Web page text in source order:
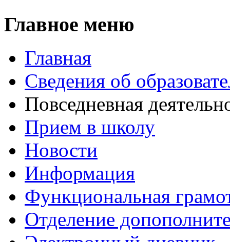
Главное меню
Главная
Сведения об
Повседневная
Прием в школу
Новости
Информация
Функциональная
Отделение